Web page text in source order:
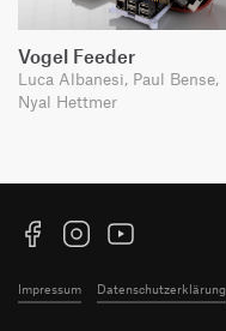
Vogel Feeder
Luca Albanesi, Paul Bense,
Nyal Hettmer
FacebookInstagramYouTube
Impressum Datenschutzerklärung